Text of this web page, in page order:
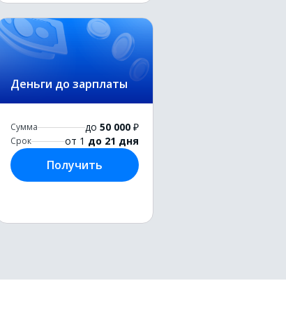
Деньги до зарплаты
Сумма до 50 000 ₽
Срок от 1 до 21 дня
Получить